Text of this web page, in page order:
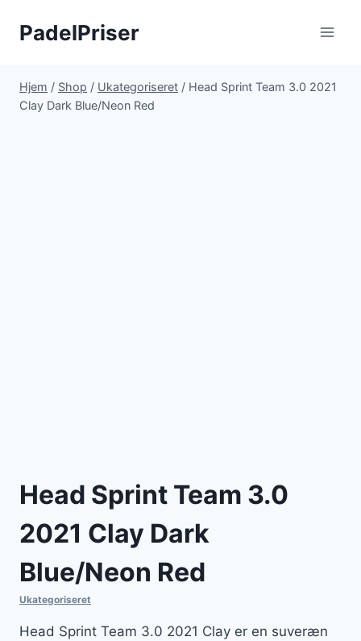
PadelPriser
Hjem / Shop / Ukategoriseret / Head Sprint Team 3.0 2021
Clay Dark Blue/Neon Red
Head Sprint Team 3.0
2021 Clay Dark
Blue/Neon Red
Ukategoriseret
Head Sprint Team 3.0 2021 Clay er en suveræn